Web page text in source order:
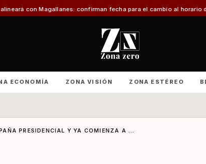
confirman fecha para el cambio al horario de verano Con
ECONOMÍA ZONA VISIÓN ZONA ESTÉREO
PRESIDENCIAL Y YA COMIENZA A ...